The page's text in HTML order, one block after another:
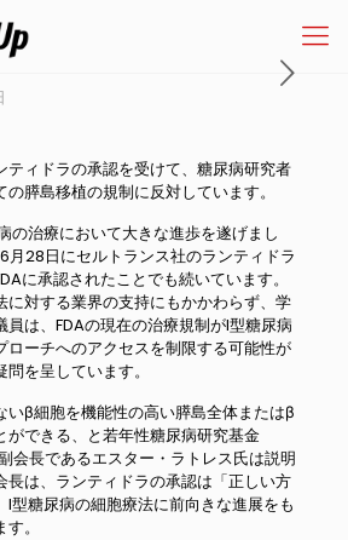
ティドラの承認を受けて、糖尿病研究者
膵島移植の規制に反対しています。
の治療において大きな進歩を遂げまし
28日にセルトランス社のランティドラ
に承認されたことでも続いています。
に対する業界の支持にもかかわらず、学
は、FDAの現在の治療規制がI型糖尿病
ローチへのアクセスを制限する可能性が
を呈しています。
いβ細胞を機能性の高い膵島全体またはβ
ができる、と若年性糖尿病研究基金
会長であるエスター・ラトレス氏は説明
長は、ランティドラの承認は「正しい方
I型糖尿病の細胞療法に前向きな進展をも
。